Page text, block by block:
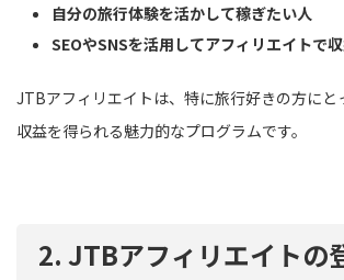
自分の旅行体験を活かして稼ぎたい人
SEOやSNSを活用してアフィリエイトで
JTBアフィリエイトは、特に旅行好きの方にと
収益を得られる魅力的なプログラムです。
2. JTBアフィリエイトの